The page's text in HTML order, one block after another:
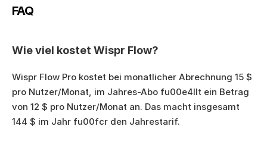
FAQ
Wie viel kostet Wispr Flow?
Wispr Flow Pro kostet bei monatlicher Abrechnung 15 $
pro Nutzer/Monat, im Jahres-Abo fu00e4llt ein Betrag
von 12 $ pro Nutzer/Monat an. Das macht insgesamt
144 $ im Jahr fu00fcr den Jahrestarif.